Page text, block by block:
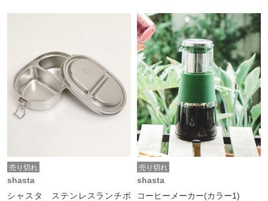
売り切れ
shasta
シャスタ ステンレスランチボ
売り切れ
shasta
コーヒーメーカー(カラー1)